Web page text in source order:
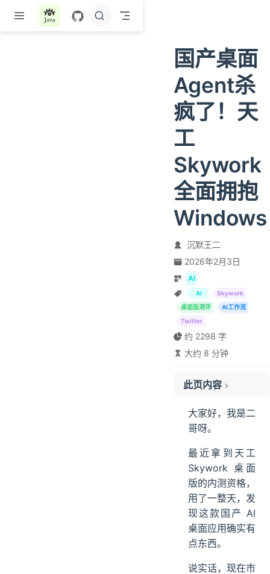
跳至主要內容
国产桌面
Agent杀
疯了！天
工
Skywork
全面拥抱
Windows
沉默王二
2026年2月3日
AI
AI
Skywork
桌面版测评
AI工作流
Twitter
约 2298 字
大约 8 分钟
此页内容
04、PPT Skill，3分钟生成18页专业PPT
ending
大家好，我是二
哥呀。
最近拿到天工
Skywork 桌面
版的内测资格，
用了一整天，发
现这款国产 AI
桌面应用确实有
点东西。
说实话，现在市